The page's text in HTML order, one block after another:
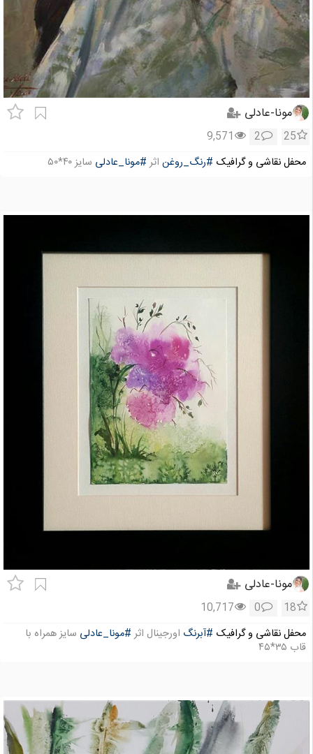
مونا-عادلی
25
2
9,571
محفل نقاشی و گرافیک #رنگ_روغن اثر#مونا_عادلی سایز ۴۰*۵۰
مونا-عادلی
18
0
10,717
محفل نقاشی و گرافیک #آبرنگ اورجینال اثر#مونا_عادلی سایز همراه با
قاب ۳۵*۴۵